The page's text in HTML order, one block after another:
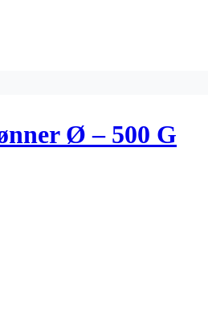
Ø – 500 G